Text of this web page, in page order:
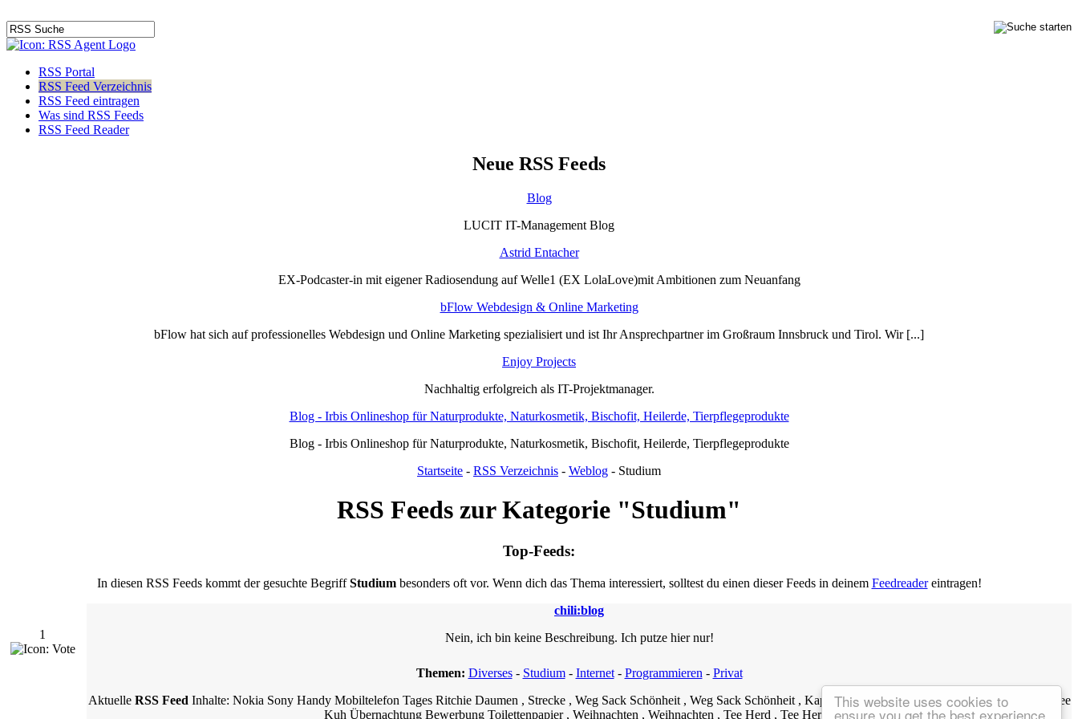
This website uses cookies to
ensure you get the best experience
RSS Portal
RSS Feed Verzeichnis
RSS Feed eintragen
Was sind RSS Feeds
RSS Feed Reader
Neue RSS Feeds
Blog
LUCIT IT-Management Blog
Astrid Entacher
EX-Podcaster-in mit eigener Radiosendung auf Welle1 (EX LolaLove)mit Ambitionen zum Neuanfang
bFlow Webdesign & Online Marketing
bFlow hat sich auf professionelles Webdesign und Online Marketing spezialisiert und ist Ihr Ansprechpartner im Großraum Innsbruck und Tirol. Wir [...]
Enjoy Projects
Nachhaltig erfolgreich als IT-Projektmanager.
Blog - Irbis Onlineshop für Naturprodukte, Naturkosmetik, Bischofit, Heilerde, Tierpflegeprodukte
Blog - Irbis Onlineshop für Naturprodukte, Naturkosmetik, Bischofit, Heilerde, Tierpflegeprodukte
Startseite - RSS Verzeichnis - Weblog - Studium
RSS Feeds zur Kategorie "Studium"
Top-Feeds:
In diesen RSS Feeds kommt der gesuchte BegriffStudiumbesonders oft vor. Wenn dich das Thema interessiert, solltest du einen dieser Feeds in deinem Feedreadereintragen!
1
chili:blog
Nein, ich bin keine Beschreibung. Ich putze hier nur!
Themen: Diverses- Studium- Internet- Programmieren - Privat
Aktuelle RSS Feed Inhalte: Nokia Sony Handy Mobiltelefon Tages Ritchie Daumen , Strecke , Weg Sack Schönheit , Weg Sack Schönheit , Kaprun See Kuh Mitschnitte Blog Zell , Kaprun See
Kuh Übernachtung Bewerbung Toilettenpapier , Weihnachten , Weihnachten , Tee Herd , Tee Herd ,